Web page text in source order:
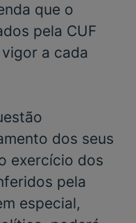
que o
pela CUF
a cada
dos seus
exercício dos
pela
especial,